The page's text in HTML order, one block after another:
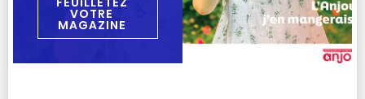
VOTRE
MAGAZINE